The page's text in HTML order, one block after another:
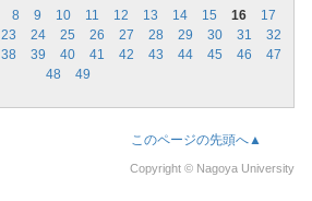
8 9 10 11 12 13 14 15 16
17
23 24 25 26 27 28 29 30 31
32
38 39 40 41 42 43 44 45 46
47
48
49
このページの先頭へ▲
Copyright © Nagoya University